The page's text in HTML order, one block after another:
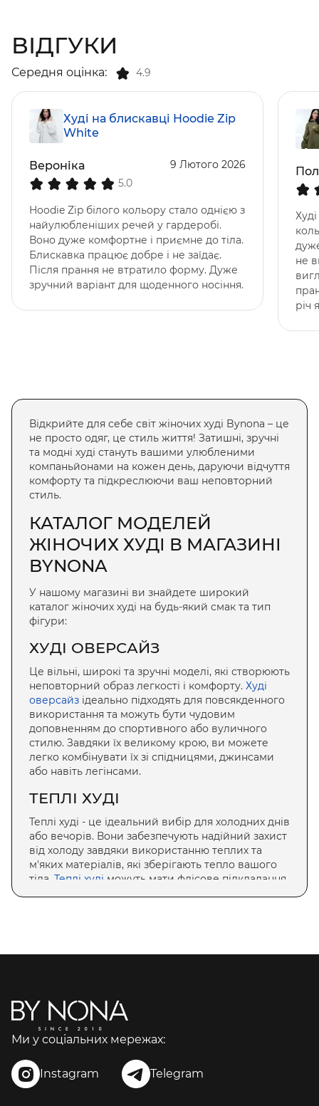
ВІДГУКИ
Середня оцінка: 4.9
Худі на блискавці Hoodie Zip
White
Вероніка
5.0
9 Лютого 2026
Hoodie Zip білого кольору стало однією з
найулюбленіших речей у гардеробі.
Воно дуже комфортне і приємне до тіла.
Блискавка працює добре і не заїдає.
Після прання не втратило форму. Дуже
зручний варіант для щоденного носіння.
не
річ
Відкрийте для себе світ жіночих худі Bynona – це
не просто одяг, це стиль життя! Затишні, зручні
та модні худі стануть вашими улюбленими
компаньйонами на кожен день, даруючи відчуття
комфорту та підкреслюючи ваш неповторний
стиль.
КАТАЛОГ МОДЕЛЕЙ
ЖІНОЧИХ ХУДІ В МАГАЗИНІ
BYNONA
У нашому магазині ви знайдете широкий
каталог жіночих худі на будь-який смак та тип
фігури:
ХУДІ ОВЕРСАЙЗ
Це вільні, широкі та зручні моделі, які створюють
неповторний образ легкості і комфорту. Худі
оверсайз ідеально підходять для повсякденного
використання та можуть бути чудовим
доповненням до спортивного або вуличного
стилю. Завдяки їх великому крою, ви можете
легко комбінувати їх зі спідницями, джинсами
або навіть легінсами.
ТЕПЛІ ХУДІ
Теплі худі - це ідеальний вибір для холодних днів
або вечорів. Вони забезпечують надійний захист
від холоду завдяки використанню теплих та
м'яких матеріалів, які зберігають тепло вашого
тіла. Теплі худі можуть мати флісове підкладання
Худі на флісі - це затишні та зручні моделі, які
матеріалу, який забезпечує додаткову
теплоізоляцію і комфорт.
мати різноманітні дизайни та кольори, що
дозволяє вам обирати той варіант, який
найбільше вам до вподоби.
ДОВГІ ХУДІ
Ми у соціальних мережах:
Instagram Telegram